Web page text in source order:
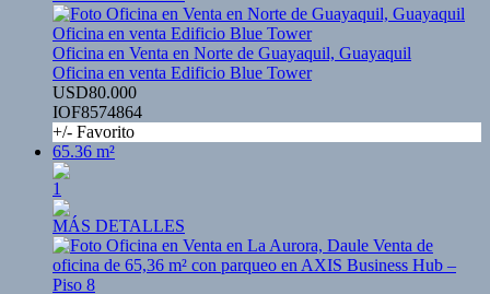
Oficina en Venta en Norte de Guayaquil, Guayaquil
Oficina en venta Edificio Blue Tower
USD80.000
IOF8574864
+/- Favorito
65.36 m²
1
MÁS DETALLES